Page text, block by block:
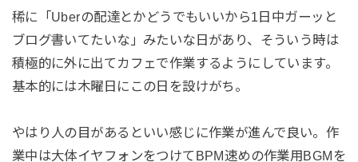
稀に「Uberの配達とかどうでもいいから1日中ガーッと
ブログ書いてたいな」みたいな日があり、そういう時は
積極的に外に出てカフェで作業するようにしています。
基本的には木曜日にこの日を設けがち。
やはり人の目があるといい感じに作業が進んで良い。作
業中は大体イヤフォンをつけてBPM速めの作業用BGMを